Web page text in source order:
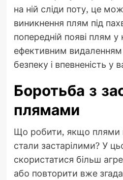
на ній сліди поту, це
виникнення плям під
попередній появі плям у
ефективним
безпеку і впевненість у
Боротьба з
плямами
Що робити, якщо плями
стали застарілими? У
скористатися більш
або повторити вже